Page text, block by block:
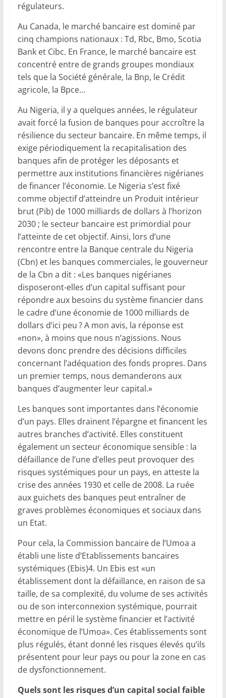
régulateurs.
Au Canada, le marché bancaire est dominé par
cinq champions nationaux : Td, Rbc, Bmo, Scotia
Bank et Cibc. En France, le marché bancaire est
concentré entre de grands groupes mondiaux
tels que la Société générale, la Bnp, le Crédit
agricole, la Bpce…
Au Nigeria, il y a quelques années, le régulateur
avait forcé la fusion de banques pour accroître la
résilience du secteur bancaire. En même temps, il
exige périodiquement la recapitalisation des
banques afin de protéger les déposants et
permettre aux institutions financières nigérianes
de financer l’économie. Le Nigeria s’est fixé
comme objectif d’atteindre un Produit intérieur
brut (Pib) de 1000 milliards de dollars à l’horizon
2030 ; le secteur bancaire est primordial pour
l’atteinte de cet objectif. Ainsi, lors d’une
rencontre entre la Banque centrale du Nigeria
(Cbn) et les banques commerciales, le gouverneur
de la Cbn a dit : «Les banques nigérianes
disposeront-elles d’un capital suffisant pour
répondre aux besoins du système financier dans
le cadre d’une économie de 1000 milliards de
dollars d’ici peu ? A mon avis, la réponse est
«non», à moins que nous n’agissions. Nous
devons donc prendre des décisions difficiles
concernant l’adéquation des fonds propres. Dans
un premier temps, nous demanderons aux
banques d’augmenter leur capital.»
Les banques sont importantes dans l’économie
d’un pays. Elles drainent l’épargne et financent les
autres branches d’activité. Elles constituent
également un secteur économique sensible : la
défaillance de l’une d’elles peut provoquer des
risques systémiques pour un pays, en atteste la
crise des années 1930 et celle de 2008. La ruée
aux guichets des banques peut entraîner de
graves problèmes économiques et sociaux dans
un Etat.
Pour cela, la Commission bancaire de l’Umoa a
établi une liste d’Etablissements bancaires
systémiques (Ebis)4. Un Ebis est «un
établissement dont la défaillance, en raison de sa
taille, de sa complexité, du volume de ses activités
ou de son interconnexion systémique, pourrait
mettre en péril le système financier et l’activité
économique de l’Umoa». Ces établissements sont
plus régulés, étant donné les risques élevés qu’ils
présentent pour leur pays ou pour la zone en cas
de dysfonctionnement.
Quels sont les risques d’un capital social faible